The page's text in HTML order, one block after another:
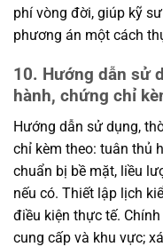
phí vòng đời, giúp kỹ
phương án một cách
10. Hướng dẫn sử
hành, chứng chỉ
Hướng dẫn sử dụng,
chỉ kèm theo: tuân thủ
chuẩn bị bề mặt, liều
nếu có. Thiết lập lịch
điều kiện thực tế.
cung cấp và khu vực;